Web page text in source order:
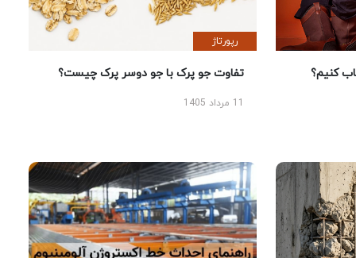
کنیم؟
رپورتاژ
تفاوت جو پرک با جو دوسر پرک چیست؟